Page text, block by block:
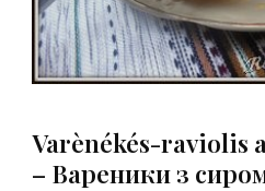
Varènékés-raviolis
– Вареники з